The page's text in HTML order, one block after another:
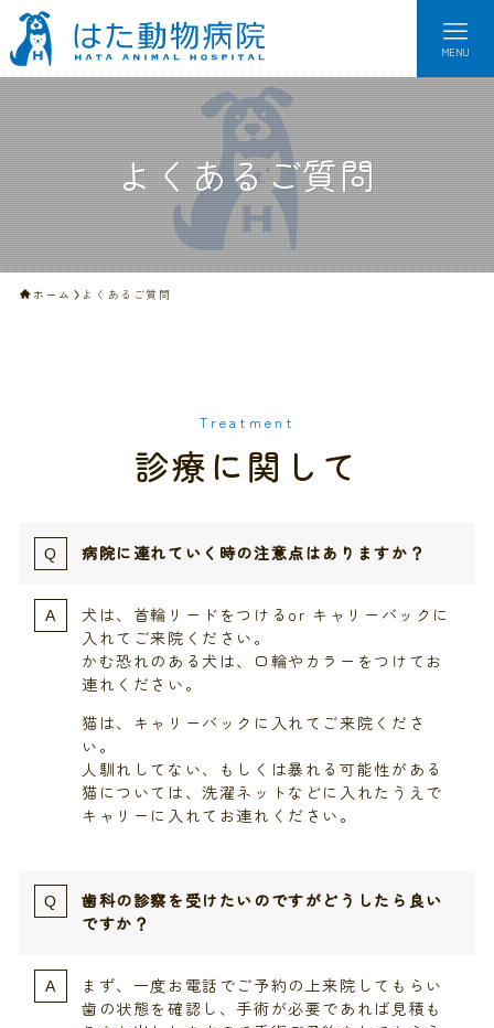
MENU
よくあるご質問
ホーム よくあるご質問
Treatment
診療に関して
病院に連れていく時の注意点はありますか？
犬は、首輪リードをつけるor キャリーバックに
入れてご来院ください。
かむ恐れのある犬は、口輪やカラーをつけてお
連れください。
猫は、キャリーバックに入れてご来院くださ
い。
人馴れしてない、もしくは暴れる可能性がある
猫については、洗濯ネットなどに入れたうえで
キャリーに入れてお連れください。
歯科の診察を受けたいのですがどうしたら良い
ですか？
まず、一度お電話でご予約の上来院してもらい
歯の状態を確認し、手術が必要であれば見積も